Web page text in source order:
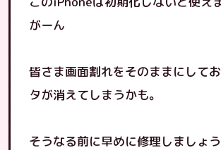
がーん
皆さま画面割れをそのままにして
タが消えてしまうかも。
そうなる前に早めに修理しましょう